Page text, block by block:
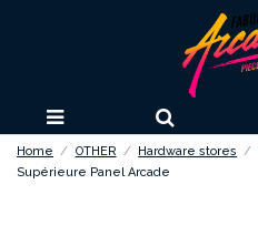
Home OTHER Hardware stores
Supérieure Panel Arcade